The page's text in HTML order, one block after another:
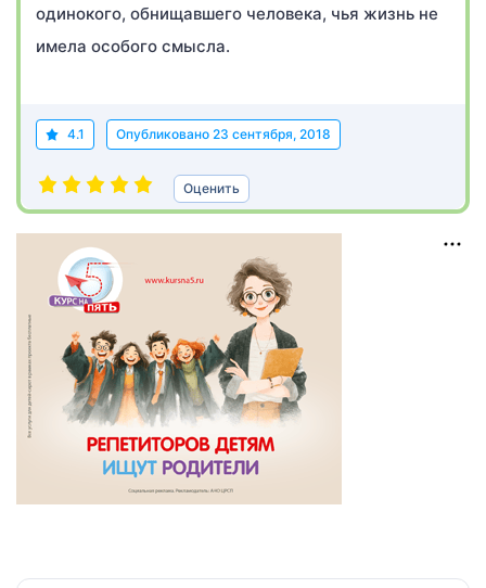
одинокого, обнищавшего человека, чья жизнь не
имела особого смысла.
4.1 Опубликовано 23 сентября, 2018
Оценить